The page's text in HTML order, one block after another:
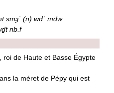
smȝʿ (n) wḏʿ mdw
nb.f
roi de Haute et Basse Égypte
la méret de Pépy qui est